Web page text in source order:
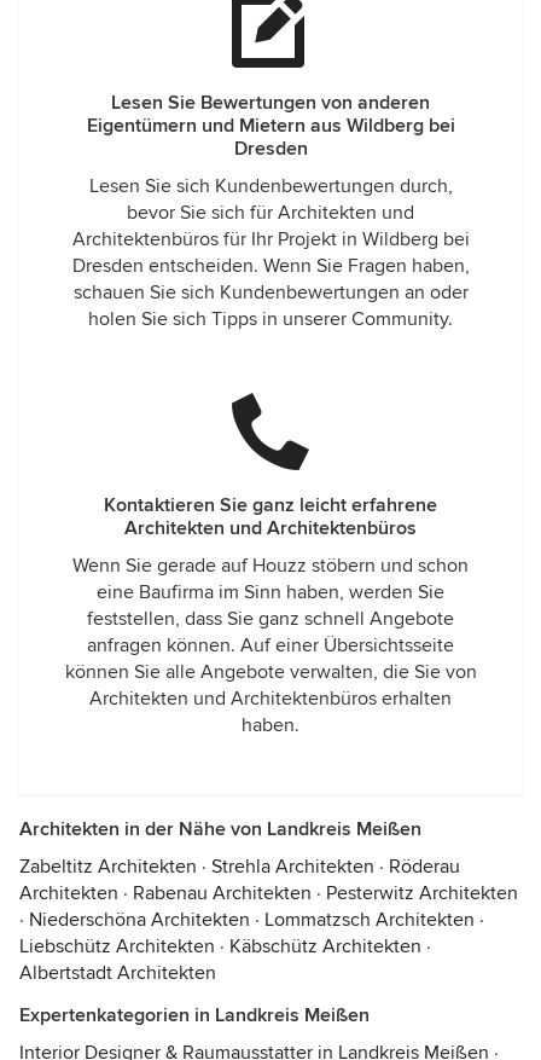
Lesen Sie Bewertungen von anderen
Eigentümern und Mietern aus Wildberg bei
Dresden
Lesen Sie sich Kundenbewertungen durch,
bevor Sie sich für Architekten und
Architektenbüros für Ihr Projekt in Wildberg bei
Dresden entscheiden. Wenn Sie Fragen haben,
schauen Sie sich Kundenbewertungen an oder
holen Sie sich Tipps in unserer Community.
Kontaktieren Sie ganz leicht erfahrene
Architekten und Architektenbüros
Wenn Sie gerade auf Houzz stöbern und schon
eine Baufirma im Sinn haben, werden Sie
feststellen, dass Sie ganz schnell Angebote
anfragen können. Auf einer Übersichtsseite
können Sie alle Angebote verwalten, die Sie von
Architekten und Architektenbüros erhalten
haben.
Architekten in der Nähe von Landkreis Meißen
Zabeltitz Architekten · Strehla Architekten · Röderau
Architekten · Rabenau Architekten · Pesterwitz Architekten
· Niederschöna Architekten · Lommatzsch Architekten ·
Liebschütz Architekten · Käbschütz Architekten ·
Albertstadt Architekten
Expertenkategorien in Landkreis Meißen
Interior Designer & Raumausstatter in Landkreis Meißen ·